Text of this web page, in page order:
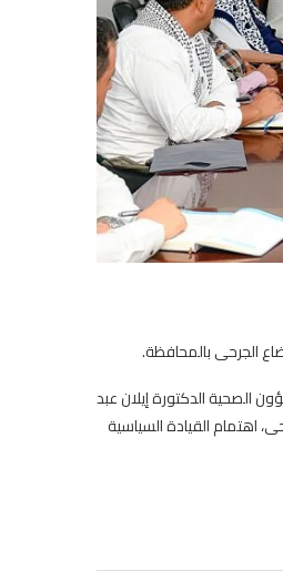
الجرحى بالمحافظة.
الصحية الدكتورة إيلان عبد
اهتمام القيادة السياسية